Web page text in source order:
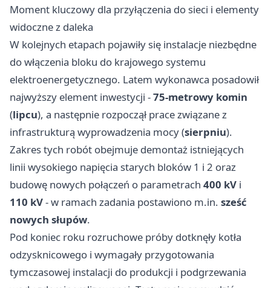
Moment kluczowy dla przyłączenia do sieci i elementy
widoczne z daleka
W kolejnych etapach pojawiły się instalacje niezbędne
do włączenia bloku do krajowego systemu
elektroenergetycznego. Latem wykonawca posadowił
najwyższy element inwestycji -75-metrowy komin
(lipcu), a następnie rozpoczął prace związane z
infrastrukturą wyprowadzenia mocy (sierpniu).
Zakres tych robót obejmuje demontaż istniejących
linii wysokiego napięcia starych bloków 1 i 2 oraz
budowę nowych połączeń o parametrach 400 kV i
110 kV- w ramach zadania postawiono m.in. sześć
nowych słupów.
Pod koniec roku rozruchowe próby dotknęły kotła
odzysknicowego i wymagały przygotowania
tymczasowej instalacji do produkcji i podgrzewania